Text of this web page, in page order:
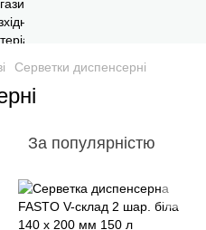
Серветки диспенсерні
За популярністю